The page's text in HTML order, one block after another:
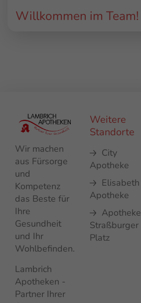
Willkommen im Team!
Wir machen
aus Fürsorge
und
Kompetenz
das Beste für
Ihre
Gesundheit
und Ihr
Wohlbefinden.
Lambrich
Apotheken -
Partner Ihrer
Weitere
Standorte
City
Apotheke
Elisabeth
Apotheke
Apotheke
Straßburger
Platz